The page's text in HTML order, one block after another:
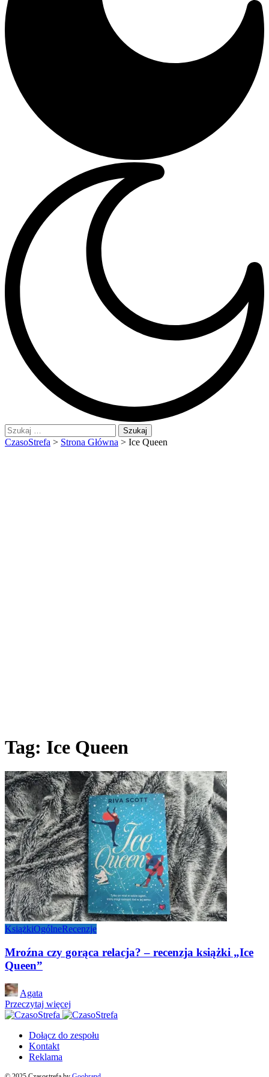
Szukaj:
CzasoStrefa > Strona Główna > Ice Queen
Tag: Ice Queen
KsiążkiOgólneRecenzje
Mroźna czy gorąca relacja? – recenzja książki „Ice
Queen”
Posted
by
Agata
Przeczytaj więcej
Dołącz do zespołu
Kontakt
Reklama